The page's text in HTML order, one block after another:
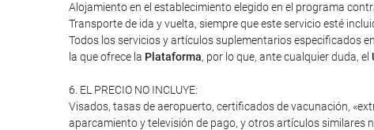
Alojamiento en el establecimiento elegido en el programa
Transporte de ida y vuelta, siempre que este servicio esté
Todos los servicios y artículos suplementarios especificados
la que ofrece la Plataforma, por lo que, ante cualquier duda, el
6. EL PRECIO NO INCLUYE:
Visados, tasas de aeropuerto, certificados de vacunación,
aparcamiento y televisión de pago, y otros artículos similares